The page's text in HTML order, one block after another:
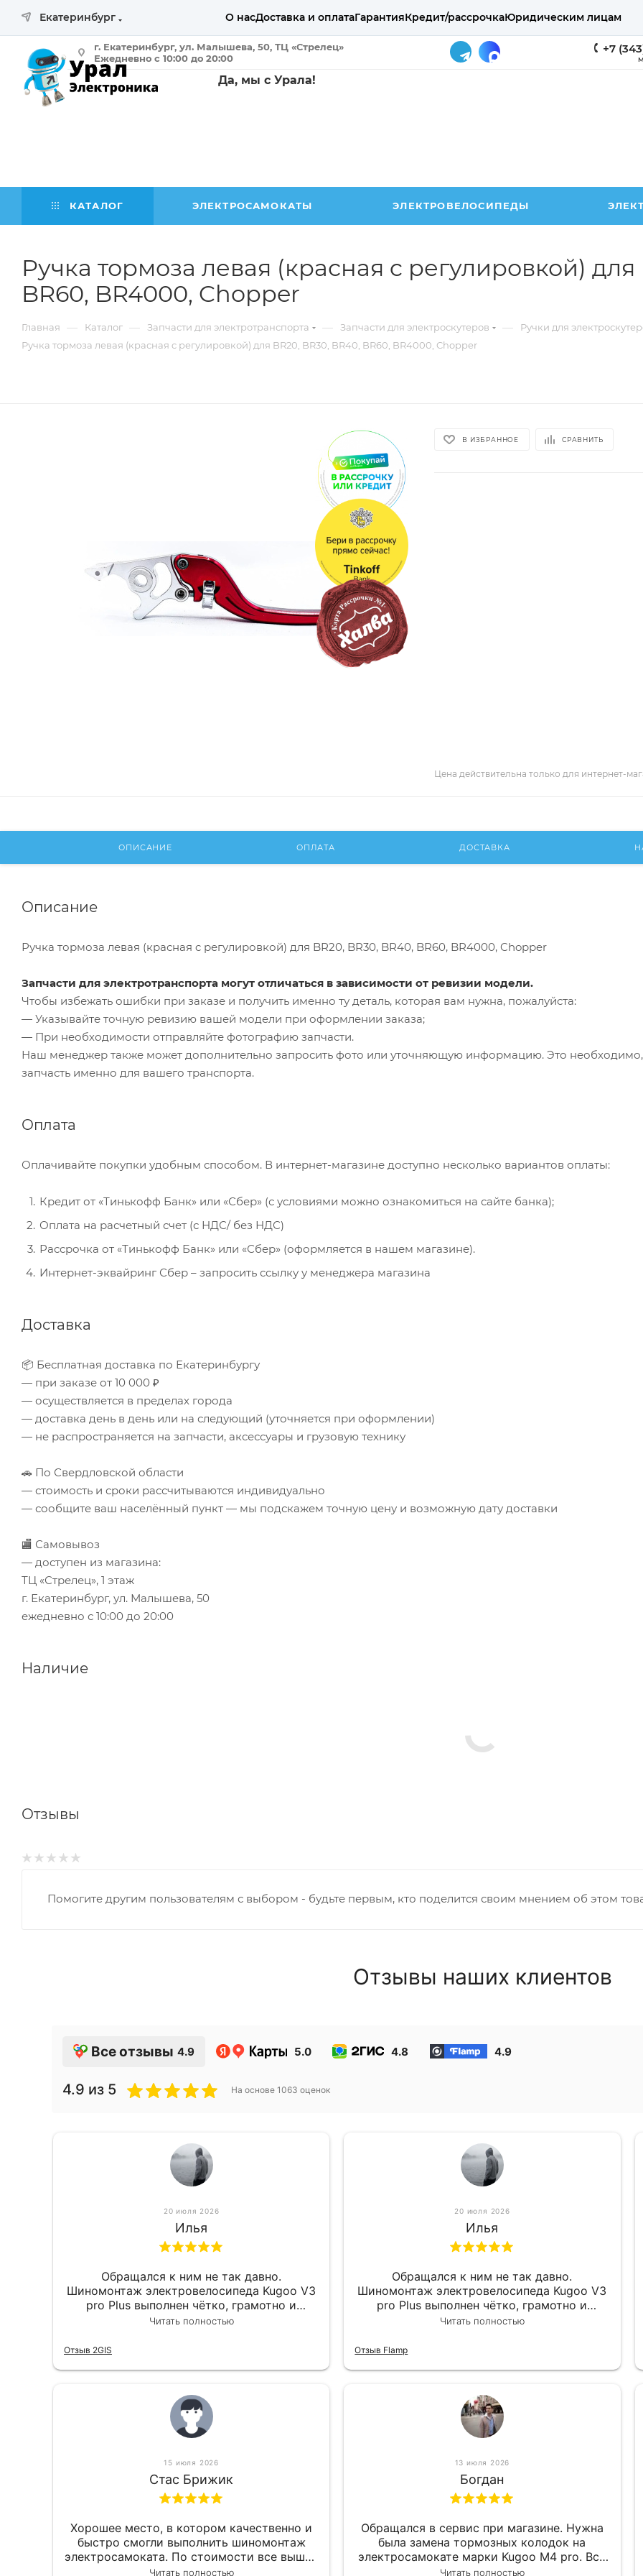
Екатеринбург О насДоставка и оплатаГарантияКредит/рассрочкаЮридическим лицам
г. Екатеринбург, ул. Малышева, 50, ТЦ «Стрелец»
Ежедневно с 10:00 до 20:00
+7
Да, мы с Урала!
КАТАЛОГ ЭЛЕКТРОСАМОКАТЫ ЭЛЕКТРОВЕЛОСИПЕДЫ
Ручка тормоза левая (красная c регулировкой) для
BR60, BR4000, Chopper
Главная — Каталог — Запчасти для электротранспорта — Запчасти для электроскутеров — Ручки для
Ручка тормоза левая (красная c регулировкой) для BR20, BR30, BR40, BR60, BR4000, Chopper
В ИЗБРАННОЕ СРАВНИТЬ
Цена действительна только для интернет-
ОПИСАНИЕ ОПЛАТА ДОСТАВКА
Описание
Ручка тормоза левая (красная c регулировкой) для BR20, BR30, BR40, BR60, BR4000, Chopper
Запчасти для электротранспорта могут отличаться в зависимости от ревизии модели.
Чтобы избежать ошибки при заказе и получить именно ту деталь, которая вам нужна, пожалуйста:
— Указывайте точную ревизию вашей модели при оформлении заказа;
— При необходимости отправляйте фотографию запчасти.
Наш менеджер также может дополнительно запросить фото или уточняющую информацию. Это
запчасть именно для вашего транспорта.
Оплата
Оплачивайте покупки удобным способом. В интернет-магазине доступно несколько вариантов оплаты:
Кредит от «Тинькофф Банк» или «Сбер» (с условиями можно ознакомиться на сайте банка);
Оплата на расчетный счет (с НДС/ без НДС)
Рассрочка от «Тинькофф Банк» или «Сбер» (оформляется в нашем магазине).
Интернет-эквайринг Сбер – запросить ссылку у менеджера магазина
Доставка
📦 Бесплатная доставка по Екатеринбургу
— при заказе от 10 000 ₽
— осуществляется в пределах города
— доставка день в день или на следующий (уточняется при оформлении)
— не распространяется на запчасти, аксессуары и грузовую технику
🚗 По Свердловской области
— стоимость и сроки рассчитываются индивидуально
— сообщите ваш населённый пункт — мы подскажем точную цену и возможную дату доставки
🏬 Самовывоз
— доступен из магазина:
ТЦ «Стрелец», 1 этаж
г. Екатеринбург, ул. Малышева, 50
ежедневно с 10:00 до 20:00
Наличие
Отзывы
Помогите другим пользователям с выбором - будьте первым, кто поделится своим мнением об этом
Отзывы наших клиентов
Все отзывы 4.9 5.0 4.8 4.9
4.9 из 5 На основе 1063 оценок
20 июля 2026
Илья
Обращался к ним не так давно.
Шиномонтаж электровелосипеда Kugoo V3
pro Plus выполнен чётко, грамотно и
квалифицированно. Всё сделано
Читать полностью
Отзыв 2GIS
20 июля 2026
Илья
Обращался к ним не так давно.
Шиномонтаж электровелосипеда Kugoo V3
pro Plus выполнен чётко, грамотно и
квалифицированно. Всё сделано
Читать полностью
Отзыв Flamp
15 июля 2026
Стас Брижик
Хорошее место, в котором качественно и
быстро смогли выполнить шиномонтаж
электросамоката. По стоимости все вышло
вообще приемлемо хочу сказать. Так что
Читать полностью
13 июля 2026
Богдан
Обращался в сервис при магазине. Нужна
была замена тормозных колодок на
электросамокате марки Kugoo M4 pro. Всё
сделали в лучшем виде и в максимально
Читать полностью